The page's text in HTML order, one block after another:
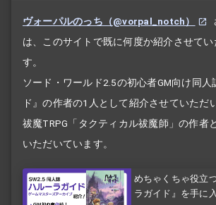
ヴォーパルのっち（@vorpal_notch）
は、このサイトで既に何度か紹介させてい
す。
ソード・ワールド2.5の初心者GM向け同人
ド』の作者の1人として紹介させていただ
祓魔TRPG「タクティカル祓魔師」の作者
いただいています。
めちゃくちゃ役立
ラガイド』を手に